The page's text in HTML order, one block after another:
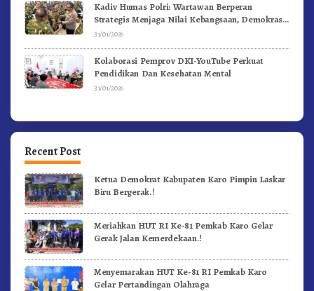
Kadiv Humas Polri: Wartawan Berperan
Strategis Menjaga Nilai Kebangsaan, Demokrasi,
dan NKRI
31/01/2026
Kolaborasi Pemprov DKI-YouTube Perkuat
Pendidikan Dan Kesehatan Mental
31/01/2026
Recent Post
Ketua Demokrat Kabupaten Karo Pimpin Laskar
Biru Bergerak.!
Meriahkan HUT RI Ke-81 Pemkab Karo Gelar
Gerak Jalan Kemerdekaan.!
Menyemarakan HUT Ke-81 RI Pemkab Karo
Gelar Pertandingan Olahraga